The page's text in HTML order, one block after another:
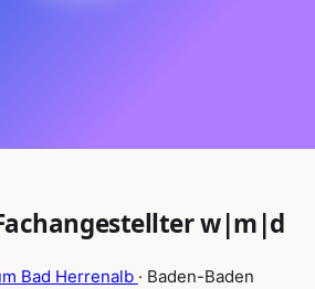
w|m|d
Bad Herrenalb · Baden-Baden